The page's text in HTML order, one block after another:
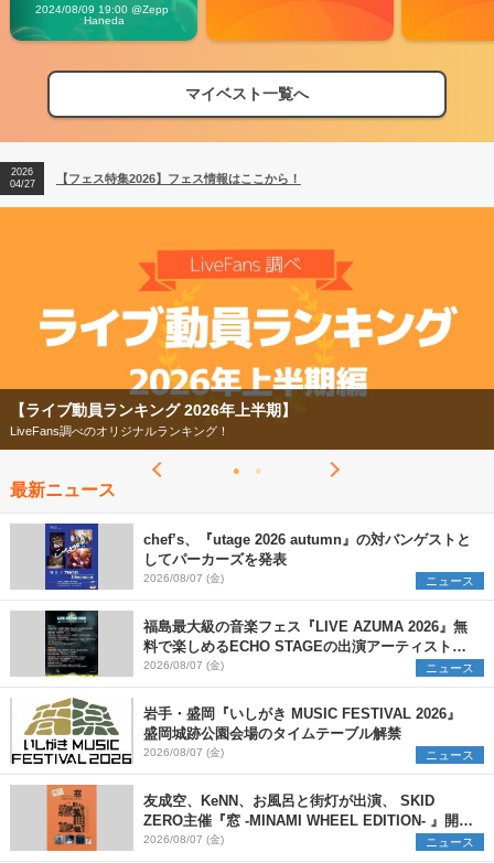
Vibes
2024/08/09 19:00 @Zepp
Haneda
マイベスト一覧へ
【フェス特集2026】フェス情報はここから！
【ライブ動員ランキング】2026年上半期編発表！
2026
04/27
【フェス特集2026】フェス情報はここから！
2026
【ライブ動員ランキング 2026年上半期】
LiveFans調べのオリジナルランキング！
最新ニュース
chef’s、『utage 2026 autumn』の対バンゲストと
してパーカーズを発表
2026/08/07 (金) ニュース
福島最大級の音楽フェス『LIVE AZUMA 2026』無
料で楽しめるECHO STAGEの出演アーティストを
発表
2026/08/07 (金) ニュース
岩手・盛岡『いしがき MUSIC FESTIVAL 2026』
盛岡城跡公園会場のタイムテーブル解禁
2026/08/07 (金) ニュース
友成空、KeNN、お風呂と街灯が出演、 SKID
ZERO主催『窓 -MINAMI WHEEL EDITION- 』開催
決定
2026/08/07 (金) ニュース